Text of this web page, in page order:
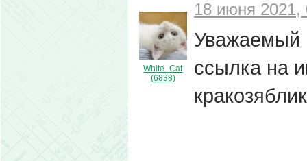
White_Cat
(6838)
18 июня 2021,
Уважаемый
ссылка на